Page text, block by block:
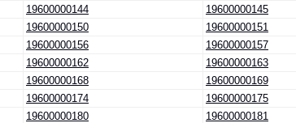
19600000144 19600000145
19600000150 19600000151
19600000156 19600000157
19600000162 19600000163
19600000168 19600000169
19600000174 19600000175
19600000180 19600000181